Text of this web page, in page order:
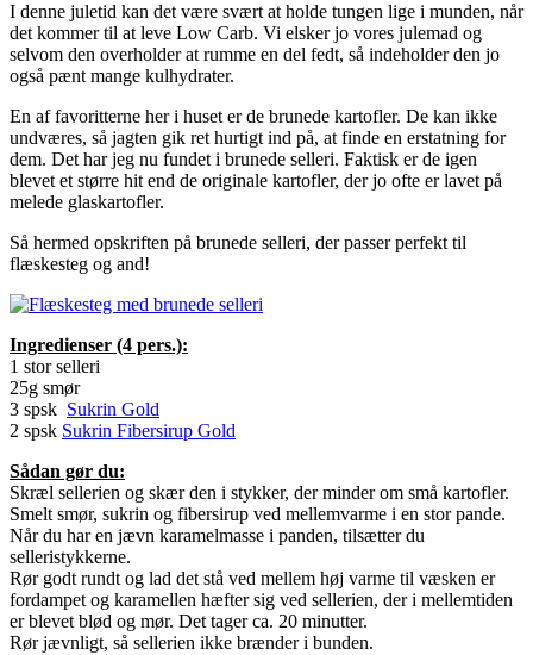
I denne juletid kan det være svært at holde tungen lige i munden, når
det kommer til at leve Low Carb. Vi elsker jo vores julemad og
selvom den overholder at rumme en del fedt, så indeholder den jo
også pænt mange kulhydrater.
En af favoritterne her i huset er de brunede kartofler. De kan ikke
undværes, så jagten gik ret hurtigt ind på, at finde en erstatning for
dem. Det har jeg nu fundet i brunede selleri. Faktisk er de igen
blevet et større hit end de originale kartofler, der jo ofte er lavet på
melede glaskartofler.
Så hermed opskriften på brunede selleri, der passer perfekt til
flæskesteg og and!
Ingredienser (4 pers.):
1 stor selleri
25g smør
3 spsk Sukrin Gold
2 spsk Sukrin Fibersirup Gold
Sådan gør du:
Skræl sellerien og skær den i stykker, der minder om små kartofler.
Smelt smør, sukrin og fibersirup ved mellemvarme i en stor pande.
Når du har en jævn karamelmasse i panden, tilsætter du
selleristykkerne.
Rør godt rundt og lad det stå ved mellem høj varme til væsken er
fordampet og karamellen hæfter sig ved sellerien, der i mellemtiden
er blevet blød og mør. Det tager ca. 20 minutter.
Rør jævnligt, så sellerien ikke brænder i bunden.